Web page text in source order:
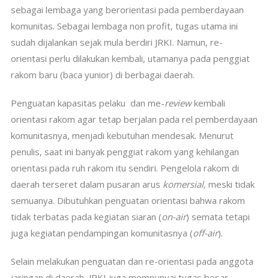
sebagai lembaga yang berorientasi pada pemberdayaan
komunitas. Sebagai lembaga non profit, tugas utama ini
sudah dijalankan sejak mula berdiri JRKI. Namun, re-
orientasi perlu dilakukan kembali, utamanya pada penggiat
rakom baru (baca yunior) di berbagai daerah.
Penguatan kapasitas pelaku dan me-reviewkembali
orientasi rakom agar tetap berjalan pada rel pemberdayaan
komunitasnya, menjadi kebutuhan mendesak. Menurut
penulis, saat ini banyak penggiat rakom yang kehilangan
orientasi pada ruh rakom itu sendiri. Pengelola rakom di
daerah terseret dalam pusaran arus komersial, meski tidak
semuanya. Dibutuhkan penguatan orientasi bahwa rakom
tidak terbatas pada kegiatan siaran (on-air) semata tetapi
juga kegiatan pendampingan komunitasnya (off-air).
Selain melakukan penguatan dan re-orientasi pada anggota